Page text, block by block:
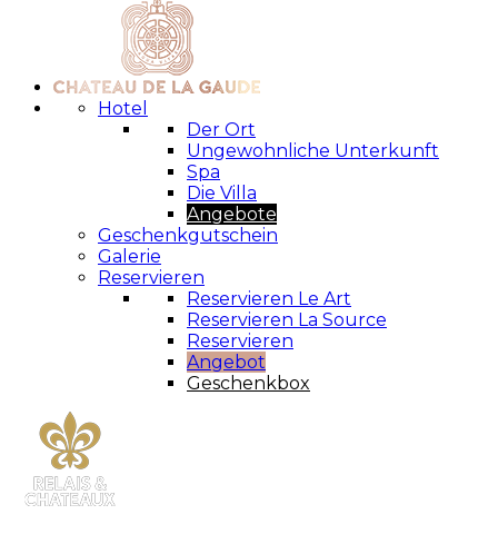
Hotel
Der Ort
Ungewohnliche Unterkunft
Spa
Die Villa
Angebote
Geschenkgutschein
Galerie
Reservieren
Reservieren Le Art
Reservieren La Source
Reservieren
Angebot
Geschenkbox